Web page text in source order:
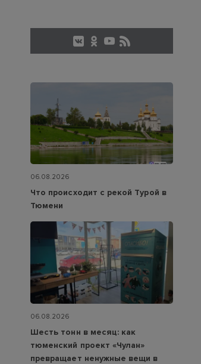
06.08.2026
Что происходит с рекой Турой в
Тюмени
06.08.2026
Шесть тонн в месяц: как
тюменский проект «Чулан»
превращает ненужные вещи в